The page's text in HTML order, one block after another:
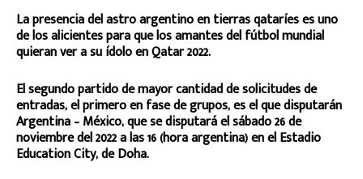
La presencia del astro argentino en tierras qataríes es uno
de los alicientes para que los amantes del fútbol mundial
quieran ver a su ídolo en Qatar 2022.
El segundo partido de mayor cantidad de solicitudes de
entradas, el primero en fase de grupos, es el que disputarán
Argentina – México, que se disputará el sábado 26 de
noviembre del 2022 a las 16 (hora argentina) en el Estadio
Education City, de Doha.